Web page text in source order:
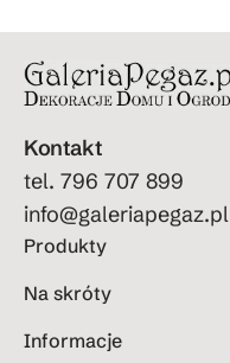
Kontakt
tel. 796 707 899
info@galeriapegaz.pl
Produkty
Na skróty
Informacje